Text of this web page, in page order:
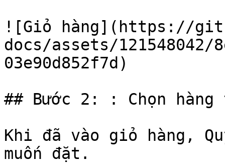
![Giỏ hàng](https://
docs/assets/121548042/
03e90d852f7d)
## Bước 2: : Chọn
Khi đã vào giỏ hàng,
muốn đặt.